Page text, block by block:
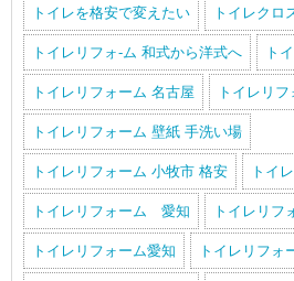
トイレを格安で変えたい トイレクロ
トイレリフォ-ム 和式から洋式へ ト
トイレリフォーム 名古屋 トイレリ
トイレリフォーム 壁紙 手洗い場
トイレリフォーム 小牧市 格安 トイ
トイレリフォーム 愛知 トイレリフ
トイレリフォーム愛知 トイレリフォ